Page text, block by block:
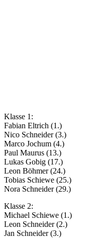
Klasse 1:
Fabian Eltrich (1.)
Nico Schneider (3.)
Marco Jochum (4.)
Paul Maurus (13.)
Lukas Gobig (17.)
Leon Böhmer (24.)
Tobias Schiewe (25.)
Nora Schneider (29.)
Klasse 2:
Michael Schiewe (1.)
Leon Schneider (2.)
Jan Schneider (3.)